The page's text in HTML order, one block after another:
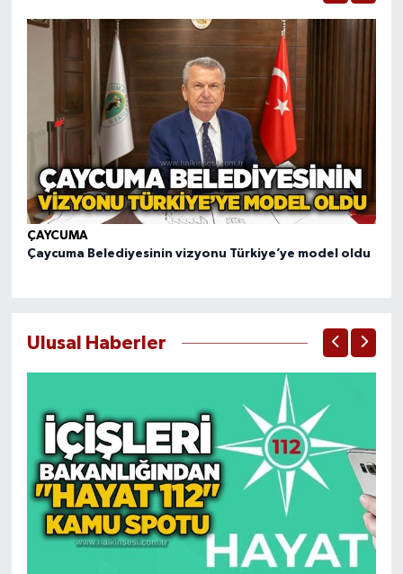
ÇAYCUMA
Çaycuma Belediyesinin vizyonu Türkiye’ye model oldu
Ulusal Haberler